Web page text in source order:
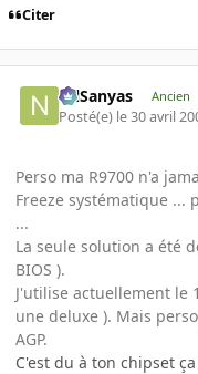
Citer
NilSanyas Ancien
Posté(e) le 30 avril
Perso ma R9700 n'a
Freeze systématique ...
...
La seule solution a été
BIOS ).
J'utilise actuellement le
une deluxe ). Mais
AGP.
C'est du à ton chipset